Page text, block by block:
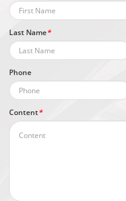
Last Name*
Phone
Content*